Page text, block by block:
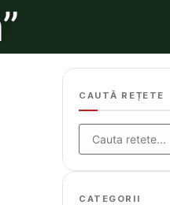
CAUTĂ REȚETE
CATEGORII